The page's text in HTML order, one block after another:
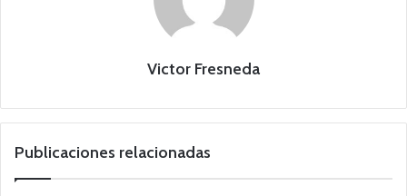
Victor Fresneda
Publicaciones relacionadas